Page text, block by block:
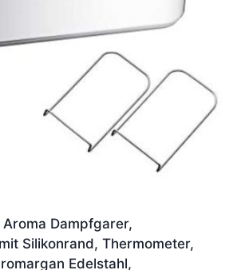
Dampfgarer,
Silikonrand, Thermometer,
Edelstahl,